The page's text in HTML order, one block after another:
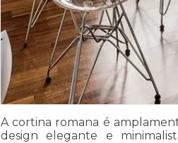
A cortina romana é
design elegante e